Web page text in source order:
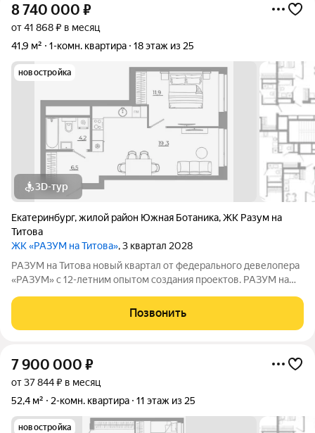
8 740 000 ₽
от 41 868 ₽ в месяц
41,9 м²
1-комн. квартира 18 этаж из 25
новостройка
3D-тур
Екатеринбург,жилой район Южная Ботаника,ЖК Разум на
Титова
ЖК «РАЗУМ на Титова», 3 квартал 2028
РАЗУМ на Титова новый квартал от федерального девелопера
«РАЗУМ» с 12-летним опытом создания проектов. РАЗУМ на
Монтёрская, Титова и Смоленская. Квартал в Чкаловском
районе создан по концепции
Позвонить
7 900 000 ₽
от 37 844 ₽ в месяц
52,4 м²
2-комн. квартира 11 этаж из 25
новостройка